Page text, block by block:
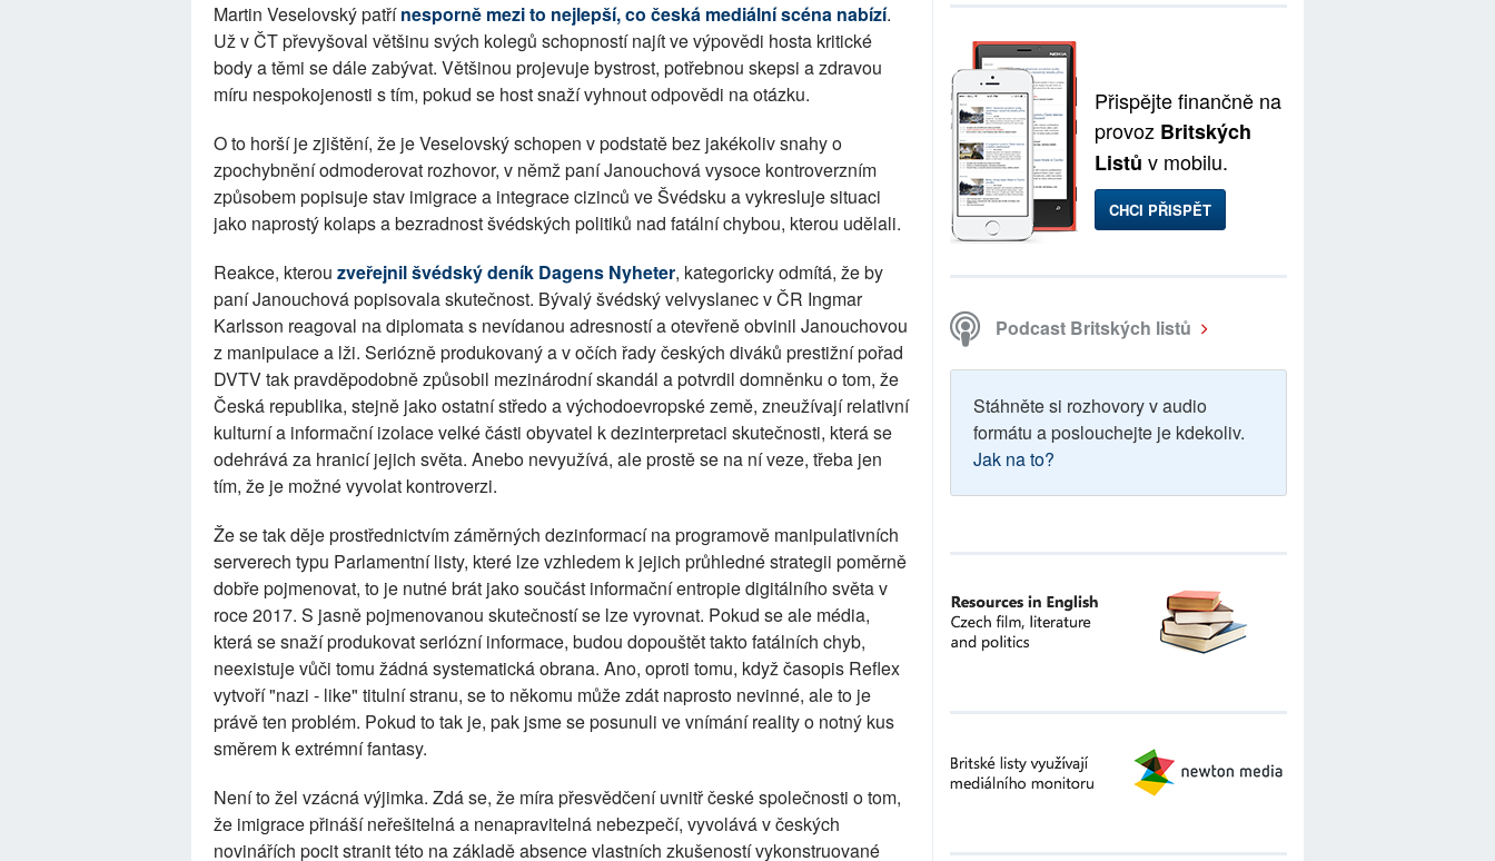
Martin Veselovský patřínesporně mezi to nejlepší, co česká mediální scéna nabízí.
Už v ČT převyšoval většinu svých kolegů schopností najít ve výpovědi hosta kritické
body a těmi se dále zabývat. Většinou projevuje bystrost, potřebnou skepsi a zdravou
míru nespokojenosti s tím, pokud se host snaží vyhnout odpovědi na otázku.
O to horší je zjištění, že je Veselovský schopen v podstatě bez jakékoliv snahy o
zpochybnění odmoderovat rozhovor, v němž paní Janouchová vysoce kontroverzním
způsobem popisuje stav imigrace a integrace cizinců ve Švédsku a vykresluje situaci
jako naprostý kolaps a bezradnost švédských politiků nad fatální chybou, kterou udělali.
Reakce, kterou zveřejnil švédský deník Dagens Nyheter, kategoricky odmítá, že by
paní Janouchová popisovala skutečnost. Bývalý švédský velvyslanec v ČR Ingmar
Karlsson reagoval na diplomata s nevídanou adresností a otevřeně obvinil Janouchovou
z manipulace a lži. Seriózně produkovaný a v očích řady českých diváků prestižní pořad
DVTV tak pravděpodobně způsobil mezinárodní skandál a potvrdil domněnku o tom, že
Česká republika, stejně jako ostatní středo a východoevropské země, zneužívají relativní
kulturní a informační izolace velké části obyvatel k dezinterpretaci skutečnosti, která se
odehrává za hranicí jejich světa. Anebo nevyužívá, ale prostě se na ní veze, třeba jen
tím, že je možné vyvolat kontroverzi.
Že se tak děje prostřednictvím záměrných dezinformací na programově manipulativních
serverech typu Parlamentní listy, které lze vzhledem k jejich průhledné strategii poměrně
dobře pojmenovat, to je nutné brát jako součást informační entropie digitálního světa v
roce 2017. S jasně pojmenovanou skutečností se lze vyrovnat. Pokud se ale média,
která se snaží produkovat seriózní informace, budou dopouštět takto fatálních chyb,
neexistuje vůči tomu žádná systematická obrana. Ano, oproti tomu, když časopis Reflex
vytvoří "nazi - like" titulní stranu, se to někomu může zdát naprosto nevinné, ale to je
právě ten problém. Pokud to tak je, pak jsme se posunuli ve vnímání reality o notný kus
směrem k extrémní fantasy.
Není to žel vzácná výjimka. Zdá se, že míra přesvědčení uvnitř české společnosti o tom,
že imigrace přináší neřešitelná a nenapravitelná nebezpečí, vyvolává v českých
novinářích pocit stranit této na základě absence vlastních zkušeností vykonstruované
Přispějte finančně na
provoz Britských
Listů v mobilu.
CHCI PŘISPĚT
Podcast Britských listů
Stáhněte si rozhovory v audio
formátu a poslouchejte je kdekoliv.
Jak na to?